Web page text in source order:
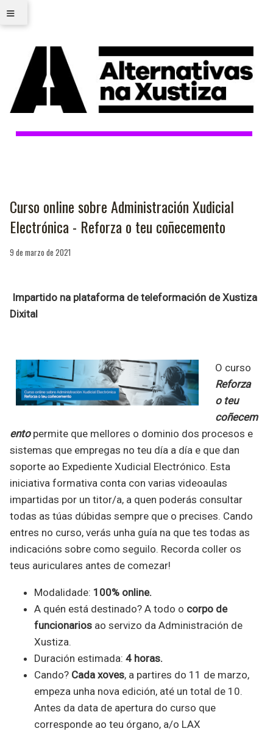
≡
Curso online sobre Administración Xudicial
Electrónica - Reforza o teu coñecemento
9 de marzo de 2021
Impartido na plataforma de teleformación de Xustiza
Dixital
O curso
Reforza
o teu
coñecem
ento permite que mellores o dominio dos procesos e
sistemas que empregas no teu día a día e que dan
soporte ao Expediente Xudicial Electrónico. Esta
iniciativa formativa conta con varias videoaulas
impartidas por un titor/a, a quen poderás consultar
todas as túas dúbidas sempre que o precises. Cando
entres no curso, verás unha guía na que tes todas as
indicacións sobre como seguilo. Recorda coller os
teus auriculares antes de comezar!
Modalidade: 100% online.
A quén está destinado? A todo o corpo de
funcionarios ao servizo da Administración de
Xustiza.
Duración estimada: 4 horas.
Cando? Cada xoves, a partires do 11 de marzo,
empeza unha nova edición, até un total de 10.
Antes da data de apertura do curso que
corresponde ao teu órgano, a/o LAX